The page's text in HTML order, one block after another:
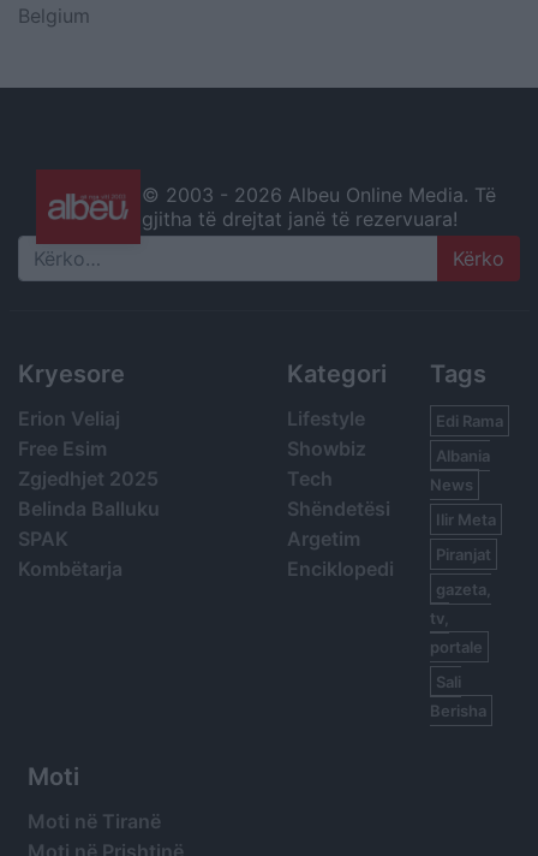
Belgium
© 2003 - 2026 Albeu Online Media. Të
gjitha të drejtat janë të rezervuara!
Search
Kryesore
Erion Veliaj
Free Esim
Zgjedhjet 2025
Belinda Balluku
SPAK
Kombëtarja
Kategori
Lifestyle
Showbiz
Tech
Shëndetësi
Argetim
Enciklopedi
Tags
Edi Rama
Albania
News
Ilir Meta
Piranjat
gazeta,
tv,
portale
Sali
Berisha
Moti
Moti në Tiranë
Moti në Prishtinë